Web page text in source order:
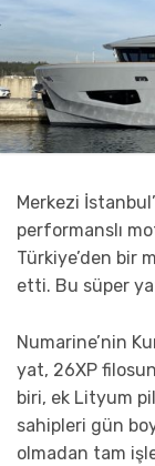
Merkezi
performanslı
Türkiye’den bir
etti. Bu süper
Numarine’nin
yat, 26XP
biri, ek Lityum
sahipleri gün
olmadan tam